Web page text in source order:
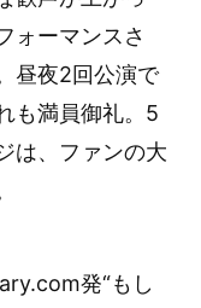
ォーマンスさ
昼夜2回公演で
も満員御礼。5
は、ファンの大
発“もし